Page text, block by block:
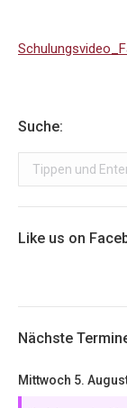
Suche:
Search:
Like us on
Nächste
Mittwoch 5.